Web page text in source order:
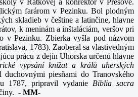
farárom v Pezinku. Bol plodným
skladieb v češtine a latinčine, hlavne
k meninám a inštaláciám, veršov pri
v Pezinku. Zbierka vyšla pod názvom
1783). Zaoberal sa vlastivedným
prácu z dejín Uhorska určenú hlavne
vypsání knížat a králů uherských
duchovnými piesňami do Tranovského
1787, pripravil vydanie Biblia sacra
- MM-